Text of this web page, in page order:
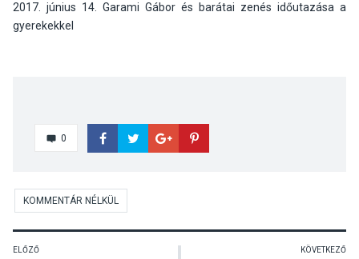
2017. június 14. Garami Gábor és barátai zenés időutazása a
gyerekekkel
0
KOMMENTÁR NÉLKÜL
ELŐZŐ KÖVETKEZŐ